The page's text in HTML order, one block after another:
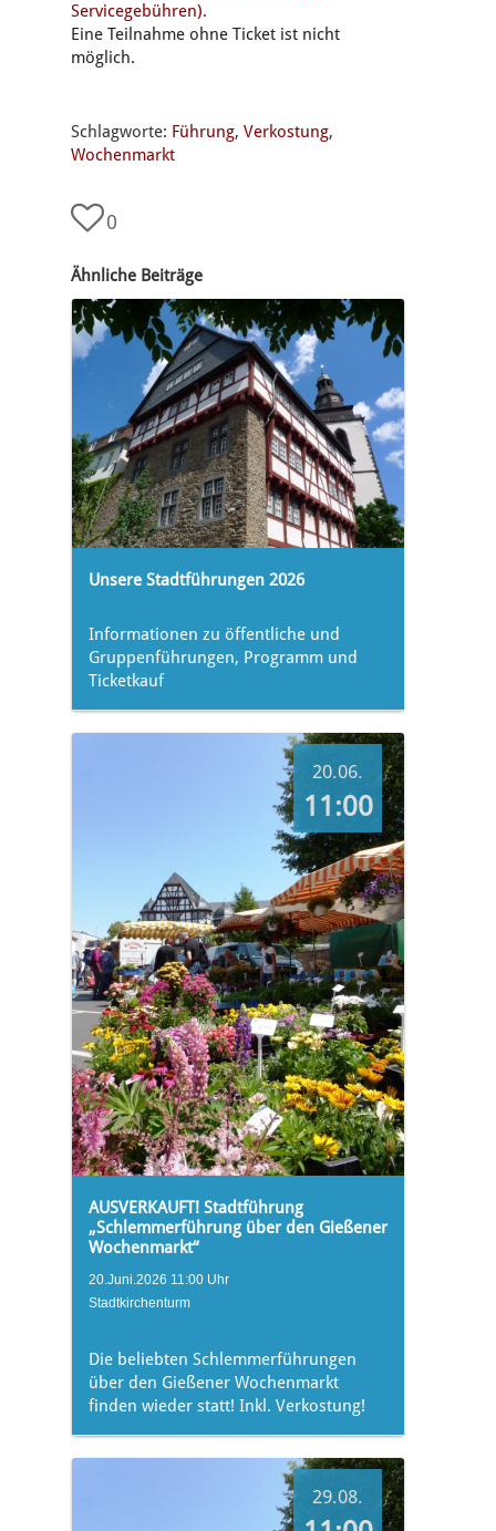
Servicegebühren).
Eine Teilnahme ohne Ticket ist nicht
möglich.
Schlagworte: Führung, Verkostung,
Wochenmarkt
0
Ähnliche Beiträge
Unsere Stadtführungen 2026
Informationen zu öffentliche und
Gruppenführungen, Programm und
Ticketkauf
20.06.
11:00
AUSVERKAUFT! Stadtführung
„Schlemmerführung über den Gießener
Wochenmarkt“
20.Juni.2026 11:00 Uhr
Stadtkirchenturm
Die beliebten Schlemmerführungen
über den Gießener Wochenmarkt
finden wieder statt! Inkl. Verkostung!
29.08.